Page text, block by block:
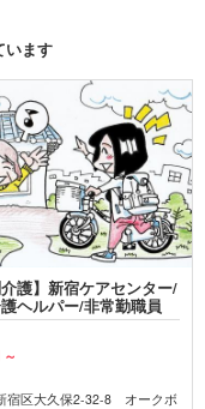
います
介護】新宿ケアセンター/
ヘルパー/非常勤職員
宿区大久保2-32-8 オークボ